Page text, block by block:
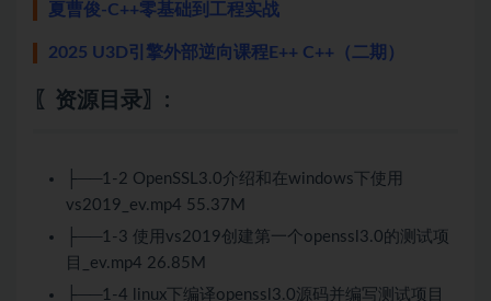
夏曹俊-C++零基础到工程实战
2025 U3D引擎外部逆向课程E++ C++（二期）
〖资源目录〗:
├──1-2 OpenSSL3.0介绍和在windows下使用
vs2019_ev.mp4 55.37M
├──1-3 使用vs2019创建第一个openssl3.0的测试项
目_ev.mp4 26.85M
├──1-4 linux下编译openssl3.0源码并编写测试项目